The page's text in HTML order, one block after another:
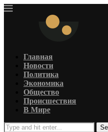
Главная
Новости
Политика
Экономика
Общество
Происшествия
В Мире